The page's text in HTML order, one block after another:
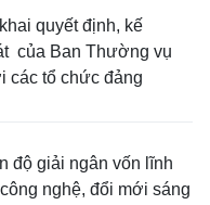
quyết định, kế
của Ban Thường vụ
các tổ chức đảng
độ giải ngân vốn lĩnh
nghệ, đổi mới sáng